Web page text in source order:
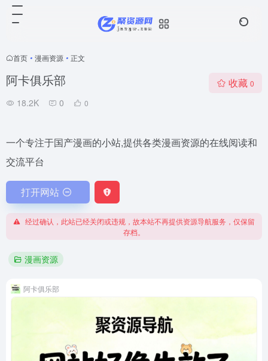
首页 • 漫画资源 • 正文
阿卡俱乐部
18.2K 0 0
收藏 0
一个专注于国产漫画的小站,提供各类漫画资源的在线阅读和
交流平台
打开网站
经过确认，此站已经关闭或违规，故本站不再提供资源导航服务，仅保留
存档。
漫画资源
阿卡俱乐部